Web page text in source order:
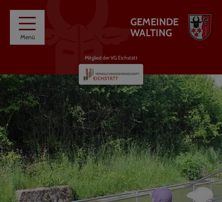
Menü
GEMEINDE
WALTING
Mitglied der VG Eichstätt